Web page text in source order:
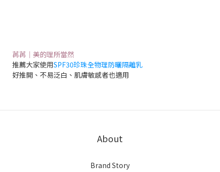
苒苒｜美的理所當然
推薦大家使用SPF30珍珠全物理防曬隔離乳
好推開、不易泛白、肌膚敏感者也適用
About
Brand Story